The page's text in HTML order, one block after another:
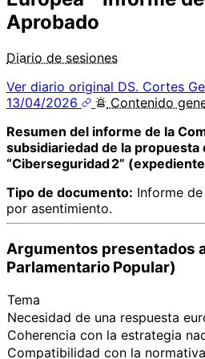
Aprobado
Diario de sesiones
Ver diario original DS. Cortes
13/04/2026
Contenido
Resumen del informe de la
subsidiariedad de la propuesta
“Ciberseguridad 2”
Tipo de documento: Informe
por asentimiento.
Argumentos presentados
Parlamentario Popular)
Tema
Necesidad de una respuesta
Coherencia con la estrategia
Compatibilidad con la